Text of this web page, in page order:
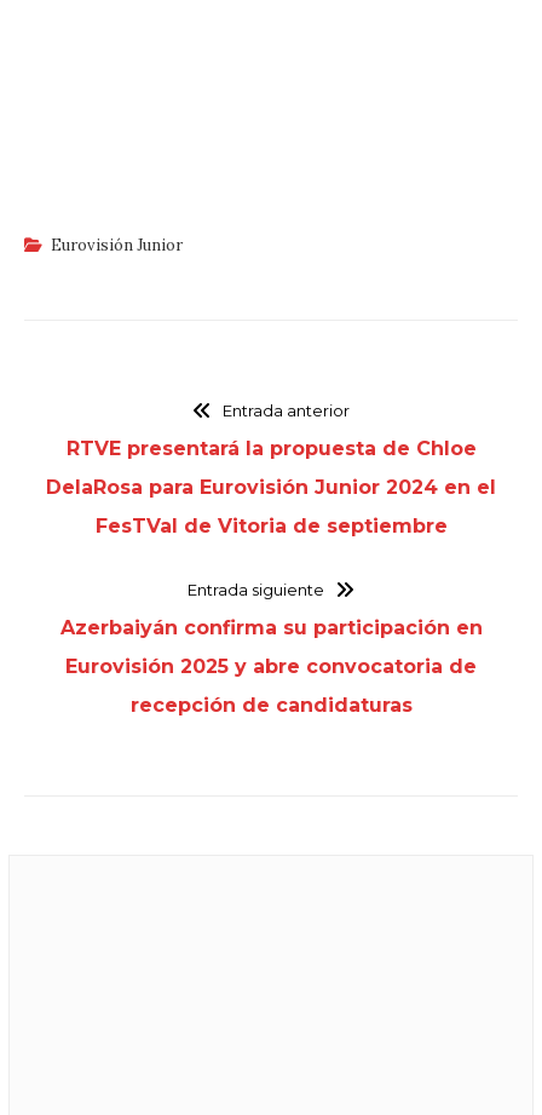
Eurovisión Junior
Entrada anterior
RTVE presentará la propuesta de Chloe
DelaRosa para Eurovisión Junior 2024 en el
FesTVal de Vitoria de septiembre
Entrada siguiente
Azerbaiyán confirma su participación en
Eurovisión 2025 y abre convocatoria de
recepción de candidaturas